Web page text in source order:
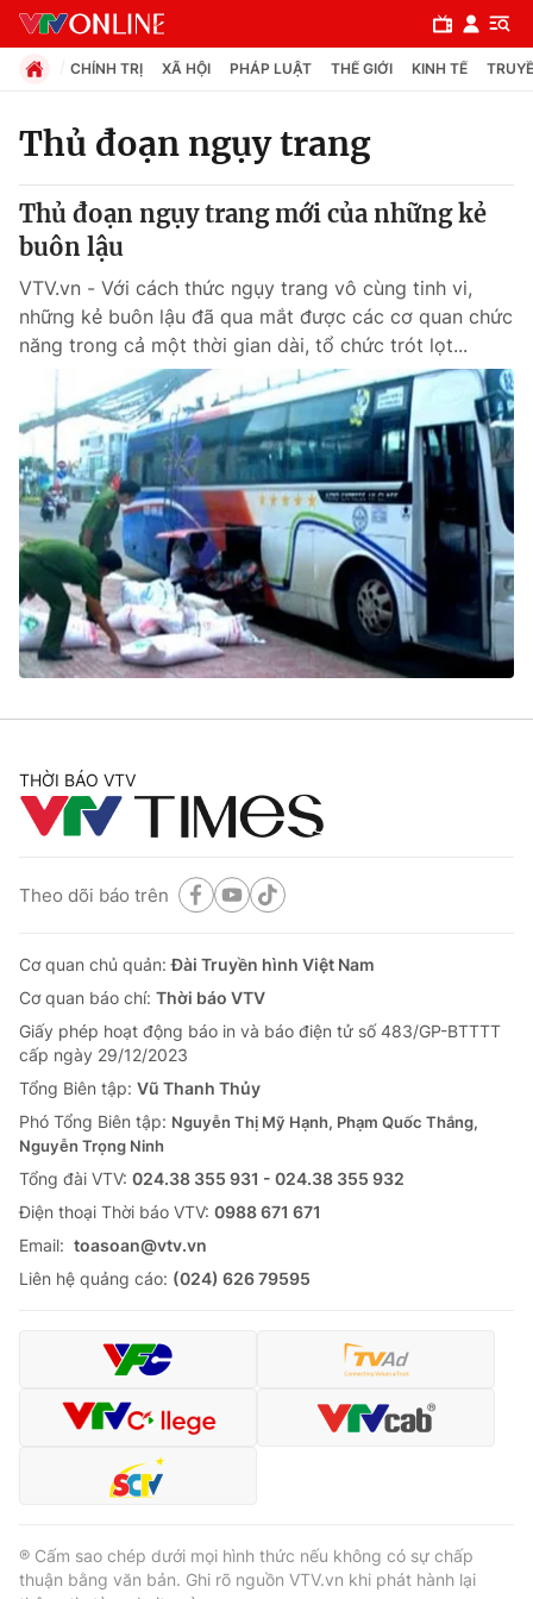
Chuyên mục
Chính trị
Xã hội
Pháp luật
Y tế
Thế giới
Tin tức
Thế giới đó đây
Câu chuyện quốc tế
Kinh tế
Tài chính
Thị trường
Góc doanh nghiệp
Dữ liệu và đời sống
Truyền hình
Phim VTV
Hậu trường
Giải sao mai
Giải trí
Điện ảnh
Âm nhạc
Du lịch
Làm đẹp
Chất lượng cuộc sống
Tuyển sinh
Học trực tuyến
Công nghệ
Hitech Công nghệ tương lai
Sản phẩm
Thị trường
Tư vấn
Giao lưu trực tuyến
Lịch phát sóng
Chuyên mục khác
Emagazine Podcast
Video Shorts video
VTV Money
VTV Sức khoẻ Bất động sản
CHÍNH TRỊ XÃ HỘI PHÁP LUẬT THẾ GIỚI KINH TẾ
Thủ đoạn ngụy trang
Thủ đoạn ngụy trang mới của những kẻ
buôn lậu
VTV.vn - Với cách thức ngụy trang vô cùng tinh vi,
những kẻ buôn lậu đã qua mắt được các cơ quan chức
năng trong cả một thời gian dài, tổ chức trót lọt...
THỜI BÁO VTV
Theo dõi báo trên
Cơ quan chủ quản:Đài Truyền hình Việt Nam
Cơ quan báo chí: Thời báo VTV
Giấy phép hoạt động báo in và báo điện tử số 483/GP-BTTTT
cấp ngày 29/12/2023
Tổng Biên tập: Vũ Thanh Thủy
Phó Tổng Biên tập: Nguyễn Thị Mỹ Hạnh, Phạm Quốc Thắng,
Nguyễn Trọng Ninh
Tổng đài VTV: 024.38 355 931 - 024.38 355 932
Ðiện thoại Thời báo VTV: 0988 671 671
Email: toasoan@vtv.vn
Liên hệ quảng cáo: (024) 626 79595
® Cấm sao chép dưới mọi hình thức nếu không có sự chấp
thuận bằng văn bản. Ghi rõ nguồn VTV.vn khi phát hành lại